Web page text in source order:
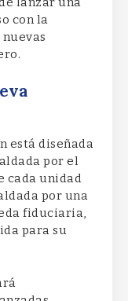
con la
está diseñada
por el
cada unidad
por una
fiduciaria,
para su